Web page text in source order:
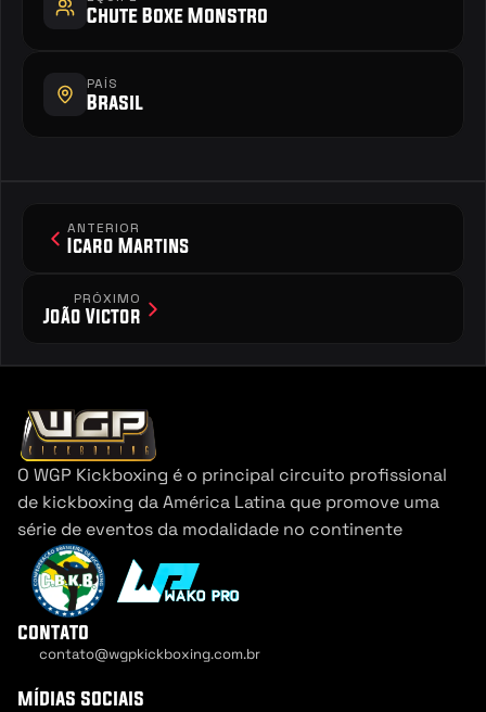
Chute Boxe Monstro
PAÍS
Brasil
ANTERIOR
Icaro Martins
PRÓXIMO
João Victor
O WGP Kickboxing é o principal circuito profissional
de kickboxing da América Latina que promove uma
série de eventos da modalidade no continente
contato
contato@wgpkickboxing.com.br
mídias sociais